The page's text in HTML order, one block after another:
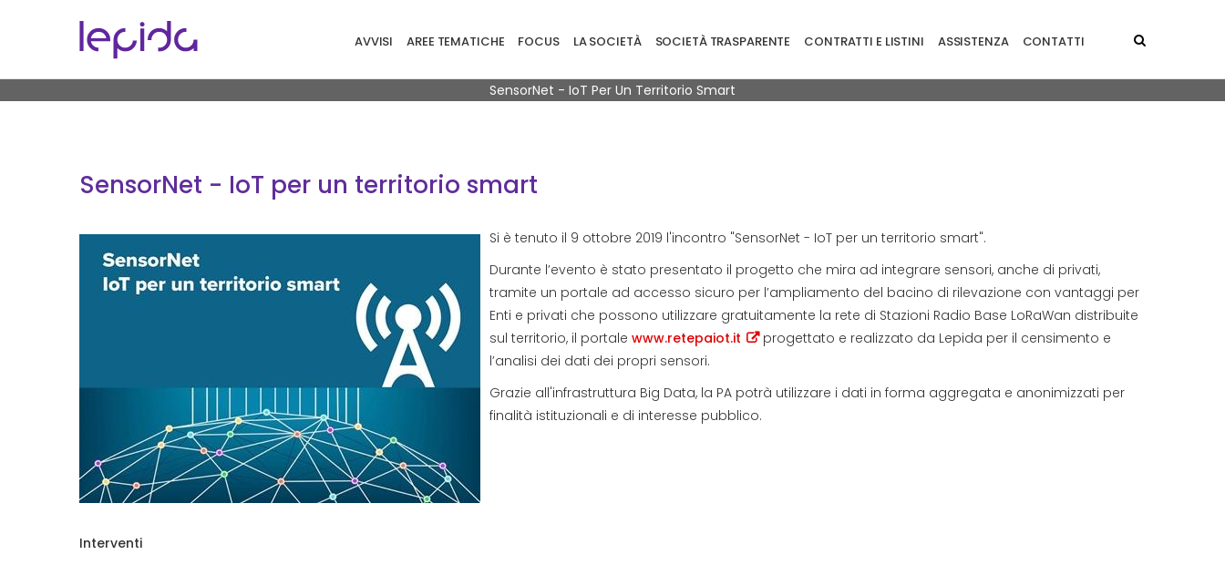
AVVISI AREE TEMATICHE FOCUS LA SOCIETÀ SOCIETÀ TRASPARENTE CONTRATTI E LISTINI ASSISTENZA CONTATTI
Briciole di pane
SensorNet - IoT Per Un Territorio Smart
SensorNet - IoT per un territorio smart
Si è tenuto il 9 ottobre 2019 l'incontro "SensorNet - IoT per un territorio smart".
Durante l’evento è stato presentato il progetto che mira ad integrare sensori, anche di privati,
tramite un portale ad accesso sicuro per l’ampliamento del bacino di rilevazione con vantaggi per
Enti e privati che possono utilizzare gratuitamente la rete di Stazioni Radio Base LoRaWan distribuite
sul territorio, il portale www.retepaiot.it
progettato e realizzato da Lepida per il censimento e
l’analisi dei dati dei propri sensori.
Grazie all'infrastruttura Big Data, la PA potrà utilizzare i dati in forma aggregata e anonimizzati per
finalità istituzionali e di interesse pubblico.
Interventi